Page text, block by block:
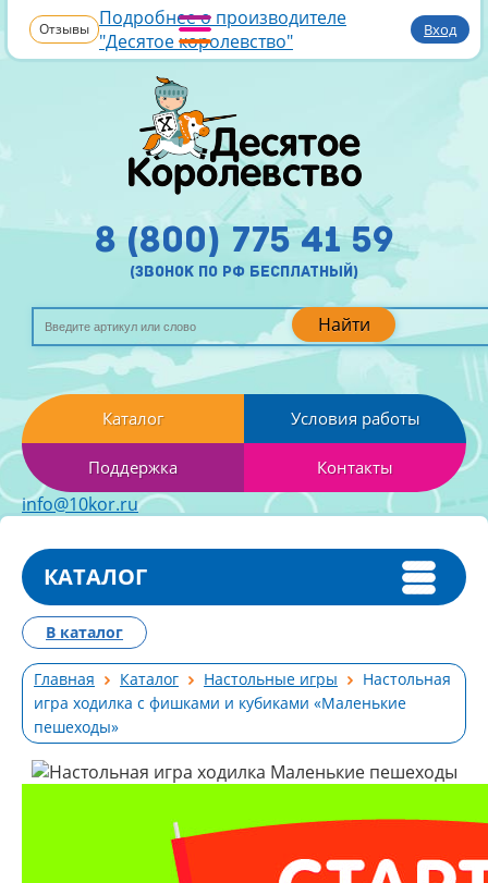
Отзывы Подробнее о производителе
"Десятое королевство"
Вход
Найти
8 (800) 775 41 59
(звонок по рф бесплатный)
Каталог Условия работы
Поддержка Контакты
info@10kor.ru
КАТАЛОГ
Главная Каталог Настольные игры
Настольная
игра ходилка с фишками и кубиками «Маленькие
пешеходы»
В каталог